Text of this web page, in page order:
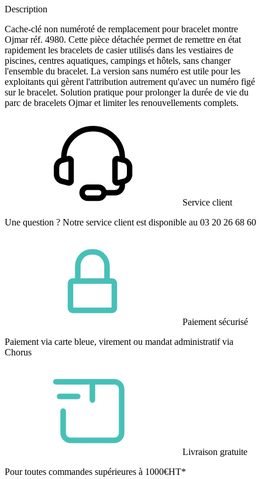
Description
Cache-clé non numéroté de remplacement pour bracelet montre
Ojmar réf. 4980. Cette pièce détachée permet de remettre en état
rapidement les bracelets de casier utilisés dans les vestiaires de
piscines, centres aquatiques, campings et hôtels, sans changer
l'ensemble du bracelet. La version sans numéro est utile pour les
exploitants qui gèrent l'attribution autrement qu'avec un numéro figé
sur le bracelet. Solution pratique pour prolonger la durée de vie du
parc de bracelets Ojmar et limiter les renouvellements complets.
Service client
Une question ? Notre service client est disponible au 03 20 26 68 60
Paiement sécurisé
Paiement via carte bleue, virement ou mandat administratif via
Chorus
Livraison gratuite
Pour toutes commandes supérieures à 1000€HT*